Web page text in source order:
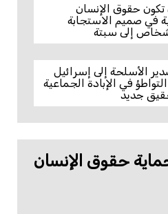
حقوق الإنسان
في صميم الاستجابة
إلى سبتة
الأسلحة إلى إسرائيل
في الإبادة الجماعية
جديد
حقوق الإنسان